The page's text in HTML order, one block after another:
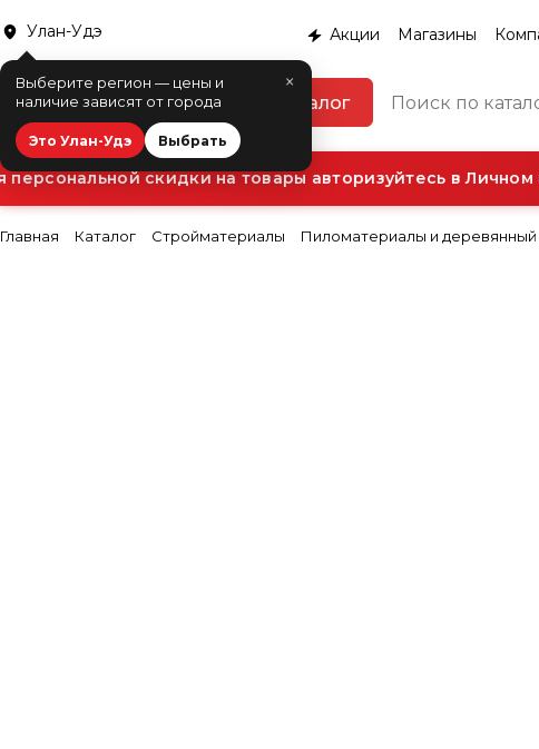
Улан-Удэ
×
Выберите регион — цены и
наличие зависят от города
Это Улан-Удэ Выбрать
Акции Магазины
Каталог
скидки на товары авторизуйтесь в Личном
Главная Каталог Стройматериалы Пиломатериалы и